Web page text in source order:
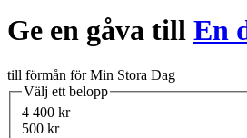
Ge en gåva till En
till förmån för Min Stora Dag
Välj ett belopp
4 400 kr
500 kr